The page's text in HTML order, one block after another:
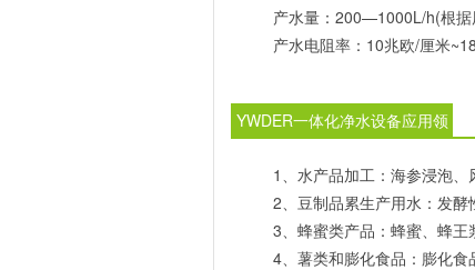
产水量：200—1000L/h(根据
产水电阻率：10兆欧/厘米
YWDER一体化净水设备应用领
1、水产品加工：海参浸泡、
2、豆制品累生产用水：发酵
3、蜂蜜类产品：蜂蜜、蜂王
4、薯类和膨化食品：膨化食